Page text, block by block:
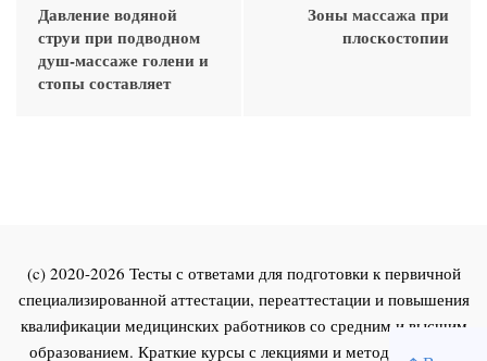
Давление водяной
струи при подводном
душ-массаже голени и
стопы составляет
Зоны массажа при
плоскостопии
(c) 2020-2026 Тесты с ответами для подготовки к первичной
специализированной аттестации, переаттестации и повышения
квалификации медицинских работников со средним и высшим
образованием. Краткие курсы с лекциями и методическими